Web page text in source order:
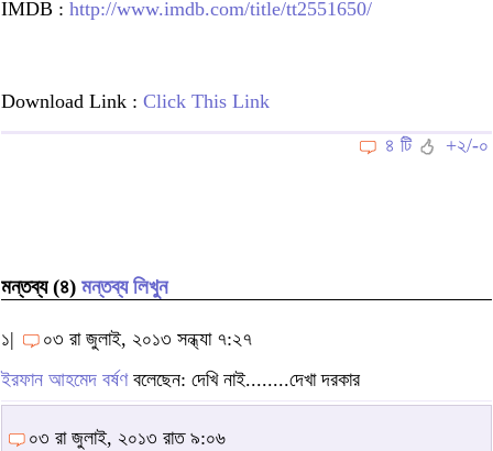
IMDB : http://www.imdb.com/title/tt2551650/
Download Link : Click This Link
৪ টি
+২/-০
মন্তব্য (৪) মন্তব্য লিখুন
১|
০৩ রা জুলাই, ২০১৩ সন্ধ্যা ৭:২৭
ইরফান আহমেদ বর্ষণবলেছেন: দেখি নাই........দেখা দরকার
০৩ রা জুলাই, ২০১৩ রাত ৯:০৬